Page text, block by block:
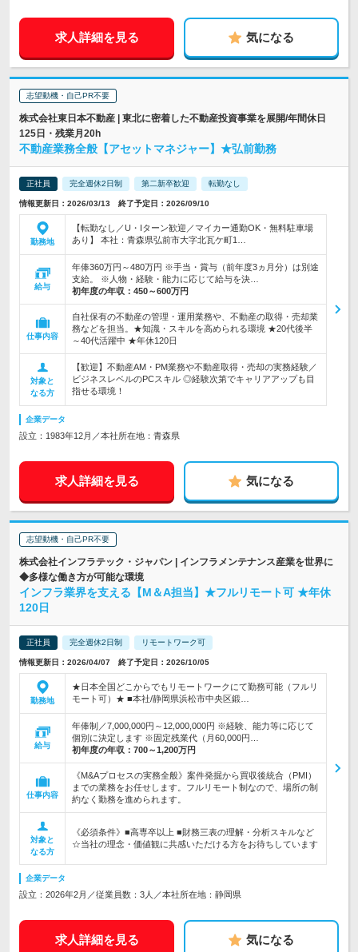
求人詳細を見る 気になる
志望動機・自己PR不要
株式会社東日本不動産 | 東北に密着した不動産投資事業を展開/年間休日
125日・残業月20h
不動産業務全般【アセットマネジャー】★弘前勤務
正社員 完全週休2日制 第二新卒歓迎 転勤なし
情報更新日：2026/03/13 終了予定日：2026/09/10
勤務地
【転勤なし／U・Iターン歓迎／マイカー通勤OK・無料駐車場
あり】 本社：青森県弘前市大字北瓦ケ町1…
給与
年俸360万円～480万円 ※手当・賞与（前年度3ヵ月分）は別途
支給。 ※人物・経験・能力に応じて給与を決…
初年度の年収： 450～600万円
仕事内容
自社保有の不動産の管理・運用業務や、不動産の取得・売却業
務などを担当。★知識・スキルを高められる環境 ★20代後半
～40代活躍中 ★年休120日
対象と
なる方
【歓迎】不動産AM・PM業務や不動産取得・売却の実務経験／
ビジネスレベルのPCスキル ◎経験次第でキャリアアップも目
指せる環境！
企業データ
設立：1983年12月／本社所在地：青森県
求人詳細を見る 気になる
志望動機・自己PR不要
株式会社インフラテック・ジャパン | インフラメンテナンス産業を世界に
◆多様な働き方が可能な環境
インフラ業界を支える【M＆A担当】★フルリモート可 ★年休
120日
正社員 完全週休2日制 リモートワーク可
情報更新日：2026/04/07 終了予定日：2026/10/05
勤務地
★日本全国どこからでもリモートワークにて勤務可能（フルリ
モート可）★ ■本社/静岡県浜松市中央区鍛…
給与
年俸制／7,000,000円～12,000,000円 ※経験、能力等に応じて
個別に決定します ※固定残業代（月60,000円…
初年度の年収： 700～1,200万円
仕事内容
《M&Aプロセスの実務全般》案件発掘から買収後統合（PMI）
までの業務をお任せします。フルリモート制なので、場所の制
約なく勤務を進められます。
対象と
なる方
《必須条件》■高専卒以上 ■財務三表の理解・分析スキルなど
☆当社の理念・価値観に共感いただける方をお待ちしています
企業データ
設立：2026年2月／従業員数：3人／本社所在地：静岡県
求人詳細を見る 気になる